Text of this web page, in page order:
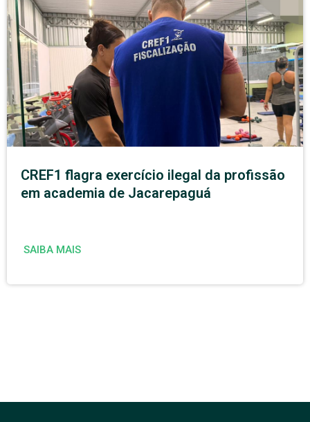
CREF1 flagra exercício ilegal da profissão
em academia de Jacarepaguá
SAIBA MAIS